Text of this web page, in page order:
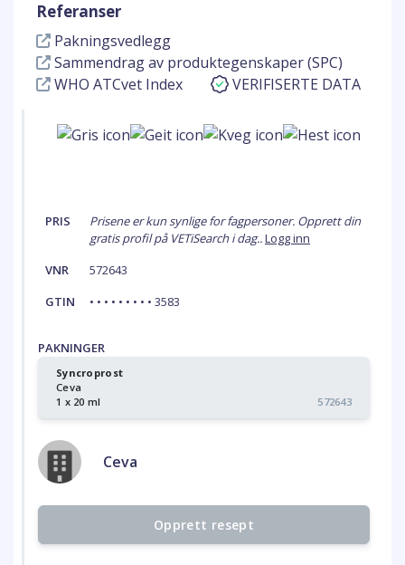
Referanser
Pakningsvedlegg
Sammendrag av produktegenskaper (SPC)
WHO ATCvet Index
VERIFISERTE DATA
PRIS
Prisene er kun synlige for fagpersoner. Opprett din
gratis profil på VETiSearch i dag..Logg inn
VNR
572643
GTIN
• • • • • • • • • 3583
PAKNINGER
Syncroprost
Ceva
1 x 20 ml
572643
Ceva
Opprett resept